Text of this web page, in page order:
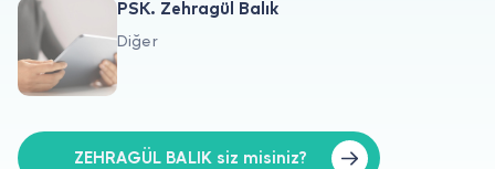
Hakkımızda
Doktorlar için
PSK. Zehragül Balık
Diğer
ZEHRAGÜL BALIK siz misiniz?